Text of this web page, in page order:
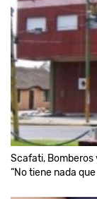
Scafati, Bomberos
“No tiene nada